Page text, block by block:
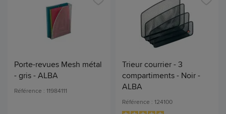
Porte-revues Mesh métal
- gris - ALBA
Référence : 11984111
Trieur courrier - 3
compartiments - Noir -
ALBA
Référence : 124100